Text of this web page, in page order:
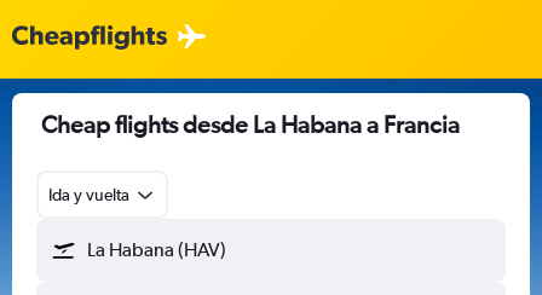
Cheap flights desde La Habana a Francia
Ida y vuelta
La Habana (HAV)